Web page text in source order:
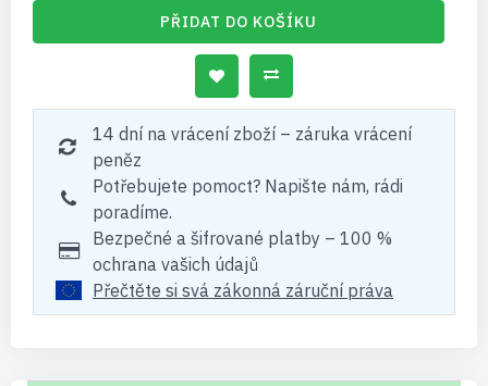
PŘIDAT DO KOŠÍKU
14 dní na vrácení zboží – záruka vrácení
peněz
Potřebujete pomoct? Napište nám, rádi
poradíme.
Bezpečné a šifrované platby – 100 %
ochrana vašich údajů
Přečtěte si svá zákonná záruční práva